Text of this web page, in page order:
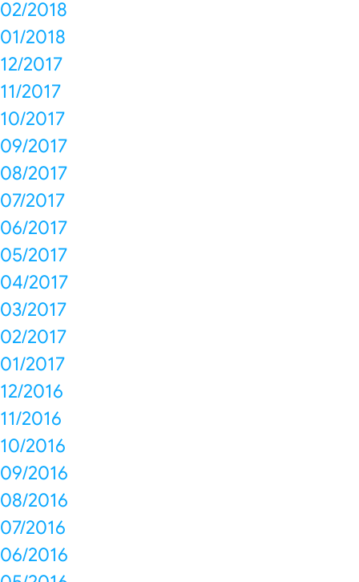
02/2018
01/2018
12/2017
11/2017
10/2017
09/2017
08/2017
07/2017
06/2017
05/2017
04/2017
03/2017
02/2017
01/2017
12/2016
11/2016
10/2016
09/2016
08/2016
07/2016
06/2016